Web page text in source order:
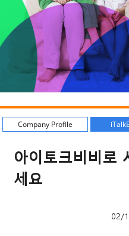
Company Profile
아이토크비비로
세요
02/